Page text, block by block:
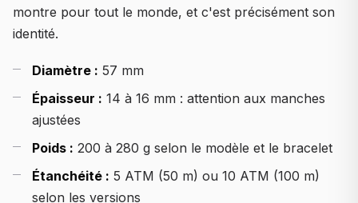
montre pour tout le monde, et c'est précisément son
identité.
Diamètre : 57 mm
Épaisseur : 14 à 16 mm : attention aux manches
ajustées
Poids : 200 à 280 g selon le modèle et le bracelet
Étanchéité : 5 ATM (50 m) ou 10 ATM (100 m)
selon les versions